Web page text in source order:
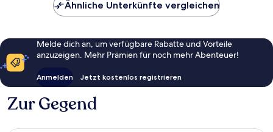
Ähnliche Unterkünfte vergleichen
Melde dich an, um verfügbare Rabatte und Vorteile
anzuzeigen. Mehr Prämien für noch mehr Abenteuer!
Anmelden Jetzt kostenlos registrieren
Zur Gegend